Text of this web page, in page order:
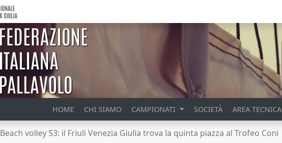
HOME CHI SIAMO CAMPIONATI SOCIETÀ AREA TECNICA
Beach volley S3: il Friuli Venezia Giulia trova la quinta piazza al Trofeo Coni